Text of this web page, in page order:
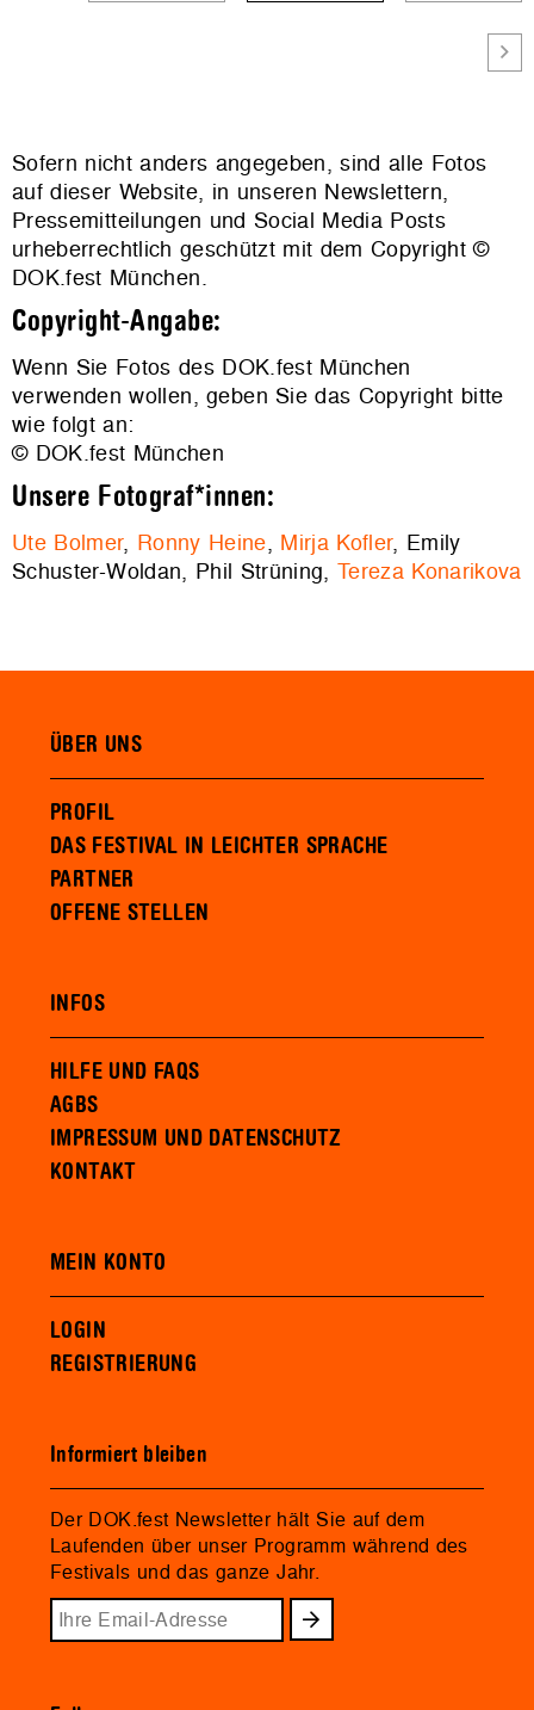
Sofern nicht anders angegeben, sind alle Fotos
auf dieser Website, in unseren Newslettern,
Pressemitteilungen und Social Media Posts
urheberrechtlich geschützt mit dem Copyright ©
DOK.fest München.
Copyright-Angabe:
Wenn Sie Fotos des DOK.fest München
verwenden wollen, geben Sie das Copyright bitte
wie folgt an:
© DOK.fest München
Unsere Fotograf*innen:
Ute Bolmer, Ronny Heine, Mirja Kofler, Emily
Schuster-Woldan, Phil Strüning, Tereza Konarikova
ÜBER UNS
PROFIL
DAS FESTIVAL IN LEICHTER SPRACHE
PARTNER
OFFENE STELLEN
INFOS
HILFE UND FAQS
AGBS
IMPRESSUM UND DATENSCHUTZ
KONTAKT
MEIN KONTO
LOGIN
REGISTRIERUNG
Informiert bleiben
Der DOK.fest Newsletter hält Sie auf dem
Laufenden über unser Programm während des
Festivals und das ganze Jahr.